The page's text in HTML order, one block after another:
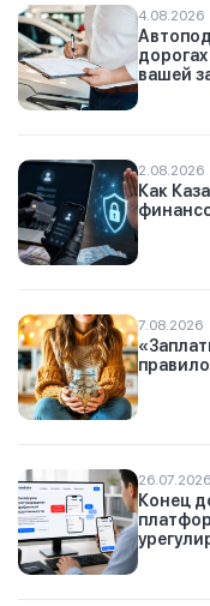
4.08.2026
вашей
2.08.2026
Как
7.08.2026
26.07.2026
Конец